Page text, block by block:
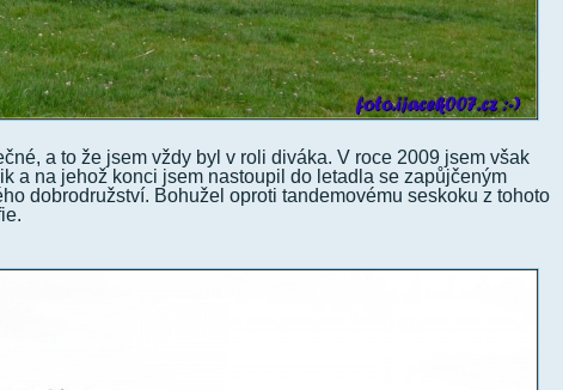
a to že jsem vždy byl v roli diváka. V roce 2009 jsem však
a na jehož konci jsem nastoupil do letadla se zapůjčeným
dobrodružství. Bohužel oproti tandemovému seskoku z tohoto